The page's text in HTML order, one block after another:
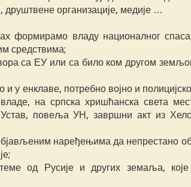
друштвене организације, медије …
формирамо владу националног
средствима;
са ЕУ или са било ком другом
у енклаве, потребно војно и
на српска хришћанска света
повеља УН, завршни акт из
наређењима да непрестано
од Русије и других земаља, које